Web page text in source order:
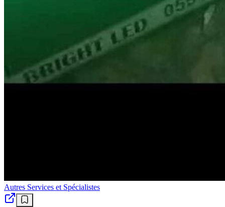
Autres Services et Spécialistes